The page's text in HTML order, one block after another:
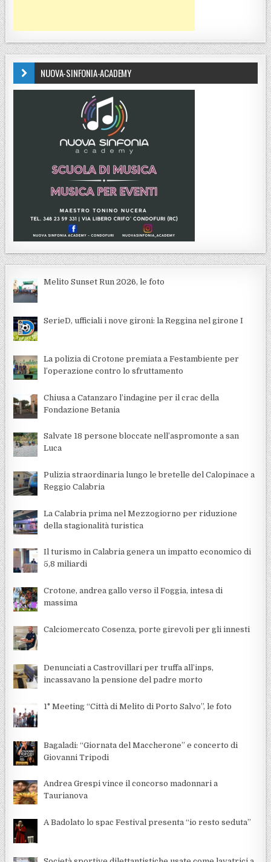
NUOVA-SINFONIA-ACADEMY
Melito Sunset Run 2026, le foto
SerieD, ufficiali i nove gironi: la Reggina nel girone I
La polizia di Crotone premiata a Festambiente per
l’operazione contro lo sfruttamento
Chiusa a Catanzaro l’indagine per il crac della
Fondazione Betania
Salvate 18 persone bloccate nell’aspromonte a san
Luca
Pulizia straordinaria lungo le bretelle del Calopinace a
Reggio Calabria
La Calabria prima nel Mezzogiorno per riduzione
della stagionalità turistica
Il turismo in Calabria genera un impatto economico di
5,8 miliardi
Crotone, andrea gallo verso il Foggia, intesa di
massima
Calciomercato Cosenza, porte girevoli per gli innesti
Denunciati a Castrovillari per truffa all’inps,
incassavano la pensione del padre morto
1° Meeting “Città di Melito di Porto Salvo”, le foto
Bagaladi: “Giornata del Maccherone” e concerto di
Giovanni Tripodi
Andrea Grespi vince il concorso madonnari a
Taurianova
A Badolato lo spac Festival presenta “io resto seduta”